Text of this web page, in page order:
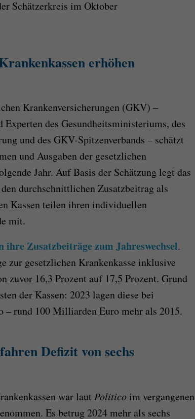
Schätzerkreis im Oktober
erhöhen
Krankenversicherungen (GKV) –
Experten des Gesundheitsministeriums, des
und des GKV-Spitzenverbands – schätzt
und Ausgaben der gesetzlichen
Jahr. Auf Basis der Schätzung legt das
durchschnittlichen Zusatzbeitrag als
Kassen teilen ihren individuellen
mit.
ihre Zusatzbeiträge zum Jahreswechsel.
zur gesetzlichen Krankenkasse inklusive
zuvor 16,3 Prozent auf 17,5 Prozent. Grund
der Kassen: 2023 lagen diese bei
rund 100 Milliarden Euro mehr als 2015.
Defizit von sechs
war laut Politicoim vergangenen
Es betrug 2024 mehr als sechs